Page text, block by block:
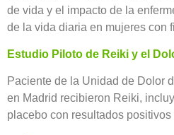
de vida y el impacto de la
de la vida diaria en mujeres con
Estudio Piloto de Reiki y el
Paciente de la Unidad de Dolor
en Madrid recibieron Reiki,
placebo con resultados